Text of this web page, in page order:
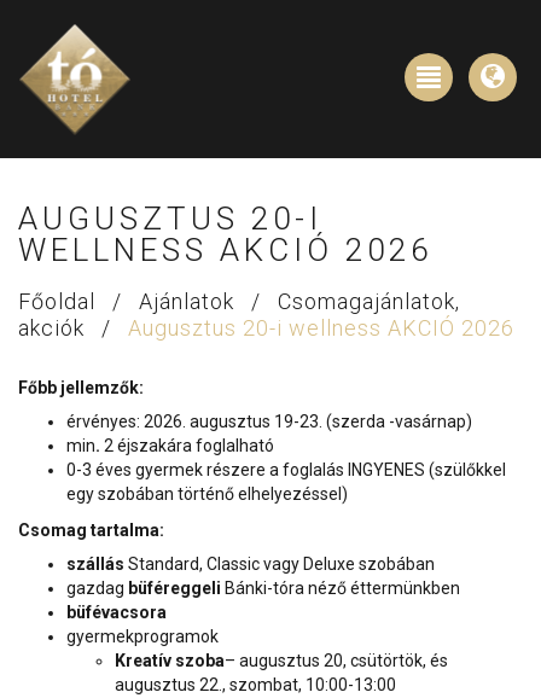
AUGUSZTUS 20-I
WELLNESS AKCIÓ 2026
Főoldal / Ajánlatok /
Csomagajánlatok,
akciók
/ Augusztus 20-i wellness AKCIÓ 2026
Főbb jellemzők:
érvényes: 2026. augusztus 19-23. (szerda -vasárnap)
min. 2 éjszakára foglalható
0-3 éves gyermek részere a foglalás INGYENES (szülőkkel
egy szobában történő elhelyezéssel)
Csomag tartalma:
szállás Standard, Classic vagy Deluxe szobában
gazdag büféreggeli Bánki-tóra néző éttermünkben
büfévacsora
gyermekprogramok
Kreatív szoba– augusztus 20, csütörtök, és
augusztus 22., szombat, 10:00-13:00